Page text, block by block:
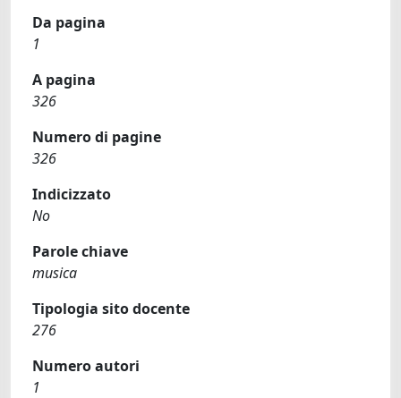
Da pagina
1
A pagina
326
Numero di pagine
326
Indicizzato
No
Parole chiave
musica
Tipologia sito docente
276
Numero autori
1